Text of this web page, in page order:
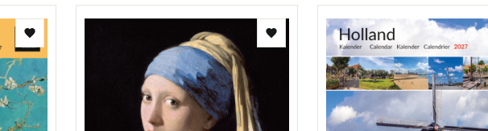
Toevoegen
aan
verlanglijst
Toevoegen
verlanglijst